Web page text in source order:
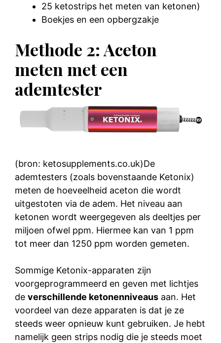
25 ketostrips het meten van ketonen)
Boekjes en een opbergzakje
Methode 2: Aceton
meten met een
ademtester
(bron: ketosupplements.co.uk)De
ademtesters (zoals bovenstaande Ketonix)
meten de hoeveelheid aceton die wordt
uitgestoten via de adem. Het niveau aan
ketonen wordt weergegeven als deeltjes per
miljoen ofwel ppm. Hiermee kan van 1 ppm
tot meer dan 1250 ppm worden gemeten.
Sommige Ketonix-apparaten zijn
voorgeprogrammeerd en geven met lichtjes
de verschillende ketonenniveaus aan. Het
voordeel van deze apparaten is dat je ze
steeds weer opnieuw kunt gebruiken. Je hebt
namelijk geen strips nodig die je steeds moet